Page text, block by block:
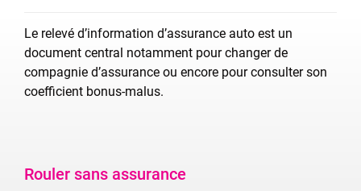
Le relevé d’information d’assurance auto est un
document central notamment pour changer de
compagnie d’assurance ou encore pour consulter son
coefficient bonus-malus.
Rouler sans assurance